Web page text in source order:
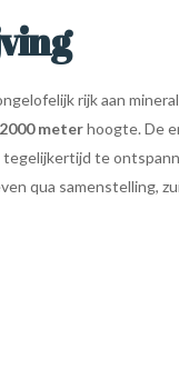
rijk aan
2000 meterhoogte. De
tegelijkertijd te
qua samenstelling,